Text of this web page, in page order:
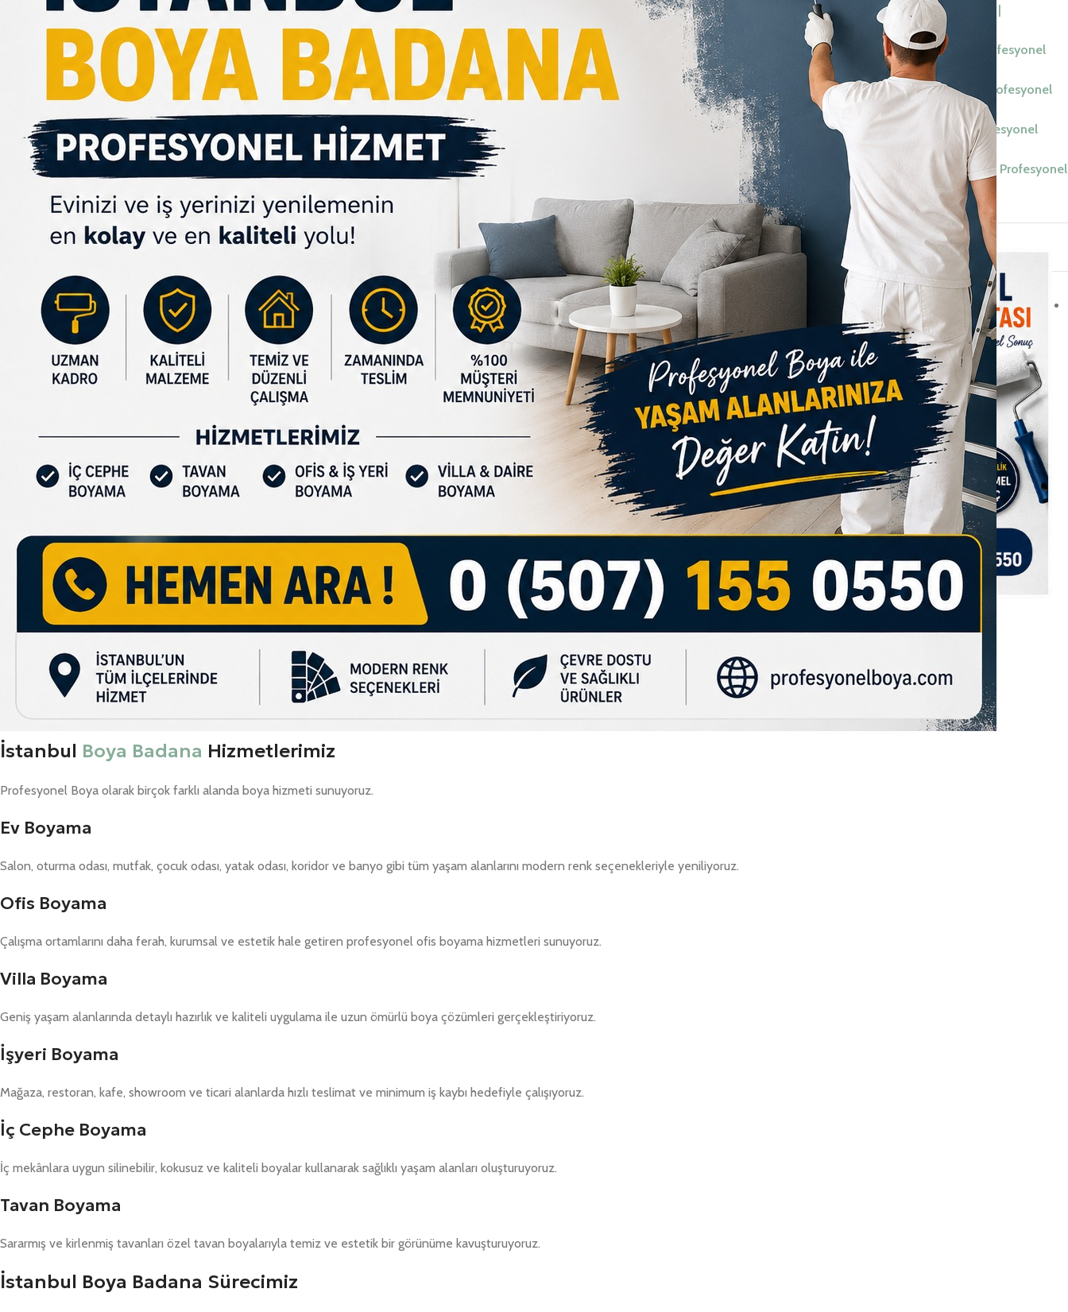
tutuyor, yaşam alanlarınıza değer katıyoruz.
İstanbul Boya Badana Neden Profesyonel Ustalara Yaptırılmalıdır?
Boya uygulaması yalnızca duvara boya sürmekten ibaret değildir. Kaliteli bir sonuç elde edebilmek için yüzey hazırlığı, çatlak tamiri, macun işlemi,
zımpara, astar uygulaması ve doğru boya seçimi büyük önem taşır.
Profesyonel ekipler tarafından yapılan boya badana uygulamalarında;
Pürüzsüz duvar yüzeyleri elde edilir.
Boyanın ömrü uzar.
Renk geçişleri kusursuz olur.
İz ve fırça hataları oluşmaz.
Mekân daha modern ve ferah görünür.
İşlem kısa sürede tamamlanır.
Bu nedenle profesyonel boya badana hizmeti uzun vadede hem zamandan hem de maliyetten tasarruf sağlar.
İstanbul Boya Badana Hizmetlerimiz
Profesyonel Boya olarak birçok farklı alanda boya hizmeti sunuyoruz.
Ev Boyama
Salon, oturma odası, mutfak, çocuk odası, yatak odası, koridor ve banyo gibi tüm yaşam alanlarını modern renk seçenekleriyle yeniliyoruz.
Ofis Boyama
Çalışma ortamlarını daha ferah, kurumsal ve estetik hale getiren profesyonel ofis boyama hizmetleri sunuyoruz.
Villa Boyama
Geniş yaşam alanlarında detaylı hazırlık ve kaliteli uygulama ile uzun ömürlü boya çözümleri gerçekleştiriyoruz.
İşyeri Boyama
Mağaza, restoran, kafe, showroom ve ticari alanlarda hızlı teslimat ve minimum iş kaybı hedefiyle çalışıyoruz.
İç Cephe Boyama
İç mekânlara uygun silinebilir, kokusuz ve kaliteli boyalar kullanarak sağlıklı yaşam alanları oluşturuyoruz.
Tavan Boyama
Sararmış ve kirlenmiş tavanları özel tavan boyalarıyla temiz ve estetik bir görünüme kavuşturuyoruz.
İstanbul Boya Badana Sürecimiz
Sancaktepe Boyacı Ustası 2026 |
Profesyonel Boya Badana
Pendik Boyacı Ustası 2026 | Profesyonel
Boya Badana
Maltepe Boyacı Ustası 2026 | Profesyonel
Boya Badana
Kartal Boyacı Ustası 2026 | Profesyonel
Boya Badana
Çekmeköy Boyacı Ustası 2026 | Profesyonel
Boya Badana